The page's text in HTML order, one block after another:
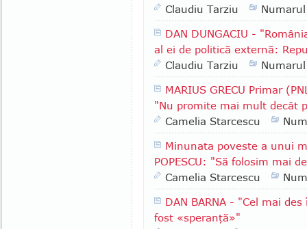
Claudiu Tarziu
DAN DUNGACIU -
al ei de politică externă:
Claudiu Tarziu
MARIUS GRECU Primar
"Nu promite mai mult decât
Camelia Starcescu
Minunata poveste a unui
POPESCU: "Să folosim mai
Camelia Starcescu
DAN BARNA - "Cel mai
fost «speranţă»"